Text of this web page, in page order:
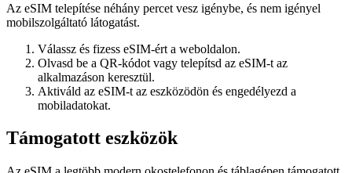
Az eSIM telepítése néhány percet vesz igénybe, és nem igényel
mobilszolgáltató látogatást.
Válassz és fizess eSIM-ért a weboldalon.
Olvasd be a QR-kódot vagy telepítsd az eSIM-t az
alkalmazáson keresztül.
Aktiváld az eSIM-t az eszközödön és engedélyezd a
mobiladatokat.
Támogatott eszközök